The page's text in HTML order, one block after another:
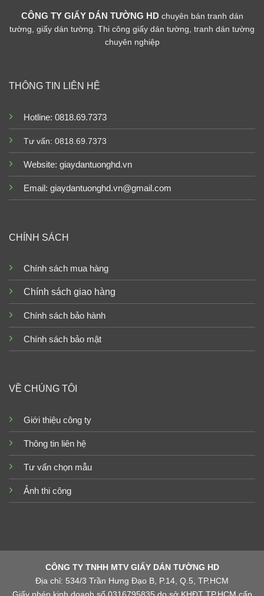
CÔNG TY GIẤY DÁN TƯỜNG HD chuyên bán tranh dán
tường, giấy dán tường. Thi công giấy dán tường, tranh dán tường
chuyên nghiệp
THÔNG TIN LIÊN HỆ
Hotline: 0818.69.7373
Tư vấn: 0818.69.7373
Website: giaydantuonghd.vn
Email: giaydantuonghd.vn@gmail.com
CHÍNH SÁCH
Chính sách mua hàng
Chính sách giao hàng
Chính sách bảo hành
Chính sách bảo mật
VỀ CHÚNG TÔI
Giới thiệu công ty
Thông tin liên hệ
Tư vấn chọn mẫu
Ảnh thi công
CÔNG TY TNHH MTV GIẤY DÁN TƯỜNG HD
Địa chỉ: 534/3 Trần Hưng Đạo B, P.14, Q.5, TP.HCM